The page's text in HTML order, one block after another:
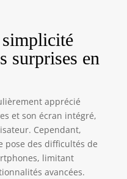
surprises en
apprécié
et son écran intégré,
Cependant,
pose des difficultés de
limitant
avancées.